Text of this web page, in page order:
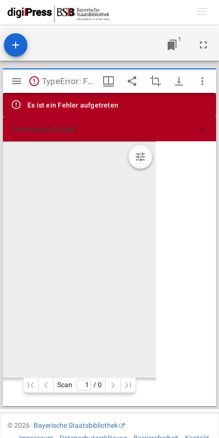
1
Mirador
Viewer
TypeError: Failed to fetch
Es ist ein Fehler aufgetreten
Technische Details
Scan / 0
©2026
Bayerische Staatsbibliothek